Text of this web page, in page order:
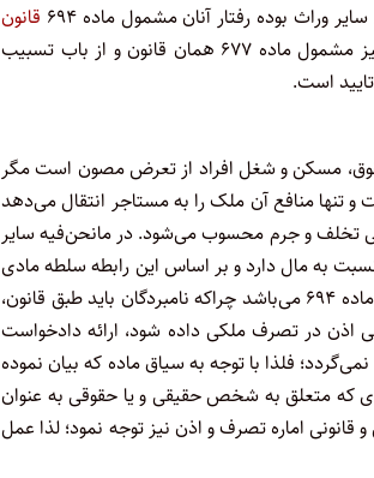
بوده رفتار آنان مشمول ماده ۶۹۴
قانون
مصوب ۱۳۷۵ است و از حیث تخریب لوازم منزل نیز مشمول ماده ۶۷۷ همان قانون و از باب تسبیب
است.
مسکن و شغل افراد از تعرض مصون است مگر
و تنها منافع آن ملک را به مستاجر انتقال می‌دهد
تخلف و جرم محسوب می‌شود. در مانحن‌فیه سایر
به مال دارد و بر اساس این رابطه سلطه مادی
و معنوی نسبت به مال برایش ایجاد می‌شود و ورود نامبردگان به عنف، مصداق بارز جرم موضوع ماده ۶۹۴ می‌باشد چراکه نامبردگان باید طبق قانون،
اذن در تصرف ملکی داده شود، ارائه دادخواست
فلذا با توجه به سیاق ماده که بیان نموده
که متعلق به شخص حقیقی و یا حقوقی به عنوان
اماره تصرف و اذن نیز توجه نمود؛ لذا عمل